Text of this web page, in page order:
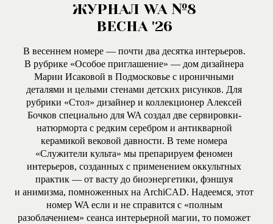
ЖУРНАЛ WA №8
ВЕСНА '26
В весеннем номере — почти два десятка интерьеров.
В рубрике «Особое приглашение» — дом дизайнера
Марии Исаковой в Подмосковье с ироничными
деталями и целыми стенами детских рисунков. Для
рубрики «Стол» дизайнер и коллекционер Алексей
Бочков специально для WA создал две сервировки-
натюрморта с редким серебром и антикварной
керамикой вековой давности. В теме номера
«Служители культа» мы препарируем феномен
интерьеров, созданных с применением оккультных
практик — от васту до биоэнергетики, фэншуя
и анимизма, помноженных на ArchiCAD. Надеемся, этот
номер WA если и не справится с «полным
разоблачением» сеанса интерьерной магии, то поможет